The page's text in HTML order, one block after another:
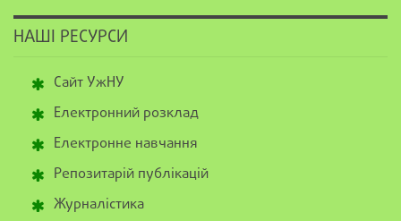
НАШІ РЕСУРСИ
Сайт УжНУ
Електронний розклад
Електронне навчання
Репозитарій публікацій
Журналістика